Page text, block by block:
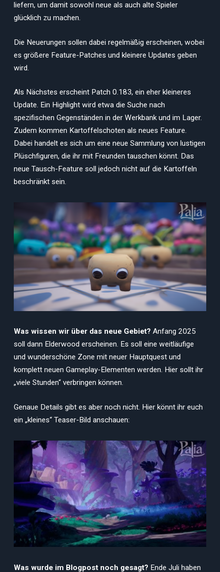
liefern, um damit sowohl neue als auch alte Spieler
glücklich zu machen.
Die Neuerungen sollen dabei regelmäßig erscheinen, wobei
es größere Feature-Patches und kleinere Updates geben
wird.
Als Nächstes erscheint Patch 0.183, ein eher kleineres
Update. Ein Highlight wird etwa die Suche nach
spezifischen Gegenständen in der Werkbank und im Lager.
Zudem kommen Kartoffelschoten als neues Feature.
Dabei handelt es sich um eine neue Sammlung von lustigen
Plüschfiguren, die ihr mit Freunden tauschen könnt. Das
neue Tausch-Feature soll jedoch nicht auf die Kartoffeln
beschränkt sein.
Was wissen wir über das neue Gebiet? Anfang 2025
soll dann Elderwood erscheinen. Es soll eine weitläufige
und wunderschöne Zone mit neuer Hauptquest und
komplett neuen Gameplay-Elementen werden. Hier sollt ihr
„viele Stunden“ verbringen können.
Genaue Details gibt es aber noch nicht. Hier könnt ihr euch
ein „kleines“ Teaser-Bild anschauen:
Was wurde im Blogpost noch gesagt? Ende Juli haben